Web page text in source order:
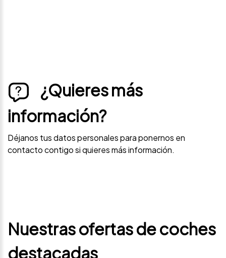
¿Quieres más
información?
Déjanos tus datos personales para ponernos en
contacto contigo si quieres más información.
Nuestras ofertas de coches
destacadas